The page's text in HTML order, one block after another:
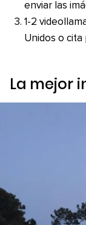
enviar las
1-2
Unidos o cita
La mejor